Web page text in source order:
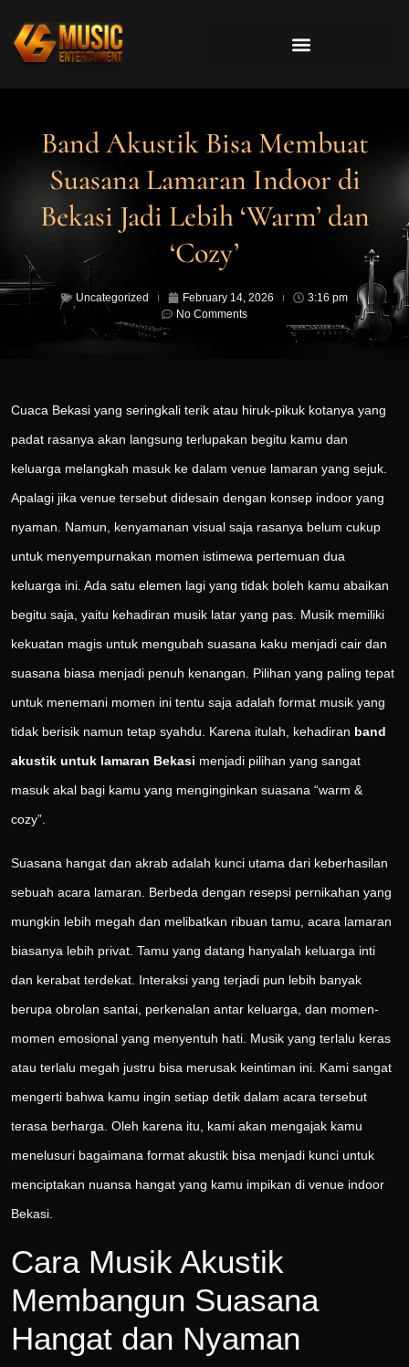
Band Akustik Bisa Membuat
Suasana Lamaran Indoor di
Bekasi Jadi Lebih ‘Warm’ dan
‘Cozy’
Uncategorized February 14, 2026
3:16 pm
No Comments
Cuaca Bekasi yang seringkali terik atau hiruk-pikuk kotanya yang
padat rasanya akan langsung terlupakan begitu kamu dan
keluarga melangkah masuk ke dalam venue lamaran yang sejuk.
Apalagi jika venue tersebut didesain dengan konsep indoor yang
nyaman. Namun, kenyamanan visual saja rasanya belum cukup
untuk menyempurnakan momen istimewa pertemuan dua
keluarga ini. Ada satu elemen lagi yang tidak boleh kamu abaikan
begitu saja, yaitu kehadiran musik latar yang pas. Musik memiliki
kekuatan magis untuk mengubah suasana kaku menjadi cair dan
suasana biasa menjadi penuh kenangan. Pilihan yang paling tepat
untuk menemani momen ini tentu saja adalah format musik yang
tidak berisik namun tetap syahdu. Karena itulah, kehadiran band
akustik untuk lamaran Bekasi menjadi pilihan yang sangat
masuk akal bagi kamu yang menginginkan suasana “warm &
cozy”.
Suasana hangat dan akrab adalah kunci utama dari keberhasilan
sebuah acara lamaran. Berbeda dengan resepsi pernikahan yang
mungkin lebih megah dan melibatkan ribuan tamu, acara lamaran
biasanya lebih privat. Tamu yang datang hanyalah keluarga inti
dan kerabat terdekat. Interaksi yang terjadi pun lebih banyak
berupa obrolan santai, perkenalan antar keluarga, dan momen-
momen emosional yang menyentuh hati. Musik yang terlalu keras
atau terlalu megah justru bisa merusak keintiman ini. Kami sangat
mengerti bahwa kamu ingin setiap detik dalam acara tersebut
terasa berharga. Oleh karena itu, kami akan mengajak kamu
menelusuri bagaimana format akustik bisa menjadi kunci untuk
menciptakan nuansa hangat yang kamu impikan di venue indoor
Bekasi.
Cara Musik Akustik
Membangun Suasana
Hangat dan Nyaman